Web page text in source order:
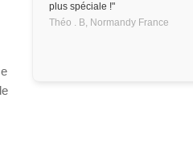
plus spéciale !"
Théo . B, Normandy France